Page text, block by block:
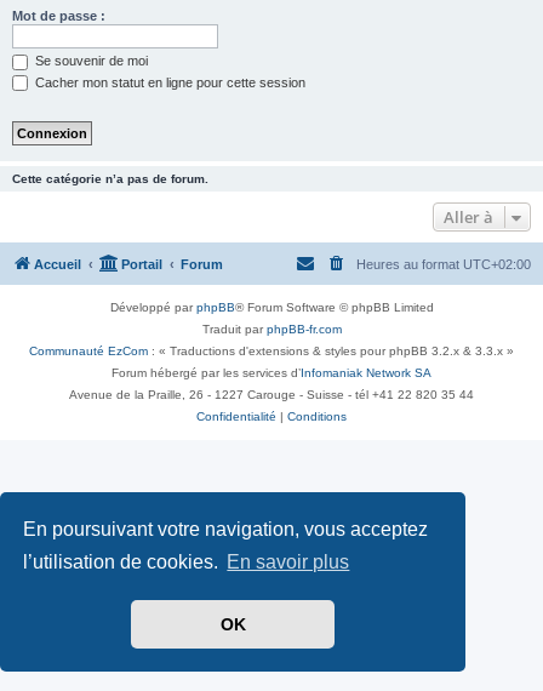
En poursuivant votre navigation, vous acceptez
l’utilisation de cookies. En savoir plus
OK
Mot de passe :
Se souvenir de moi
Cacher mon statut en ligne pour cette session
Cette catégorie n’a pas de forum.
Aller à
Accueil Portail Forum Heures au format UTC+02:00
Développé parphpBB® Forum Software © phpBB Limited
Traduit parphpBB-fr.com
Communauté EzCom : « Traductions d'extensions & styles pour phpBB 3.2.x & 3.3.x »
Forum hébergé par les services d’ Infomaniak Network SA
Avenue de la Praille, 26 - 1227 Carouge - Suisse - tél +41 22 820 35 44
Confidentialité
Conditions